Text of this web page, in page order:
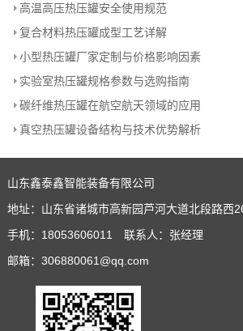
高温高压热压罐安全使用规范
复合材料热压罐成型工艺详解
小型热压罐厂家定制与价格影响因素
实验室热压罐规格参数与选购指南
碳纤维热压罐在航空航天领域的应用
真空热压罐设备结构与技术优势解析
山东鑫泰鑫智能装备有限公司
地址：山东省诸城市高新园芦河大道北段路西
手机：18053606011 联系人：张经理
邮箱：306880061@qq.com